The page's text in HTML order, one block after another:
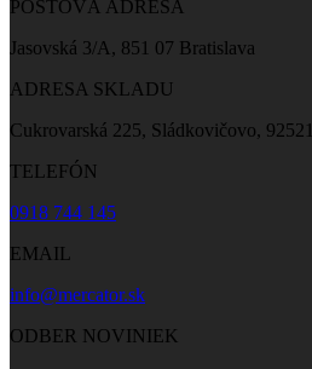
POŠTOVÁ ADRESA
Jasovská 3/A, 851 07 Bratislava
ADRESA SKLADU
Cukrovarská 225, Sládkovičovo, 92521
TELEFÓN
0918 744 145
EMAIL
info@mercator.sk
ODBER NOVINIEK